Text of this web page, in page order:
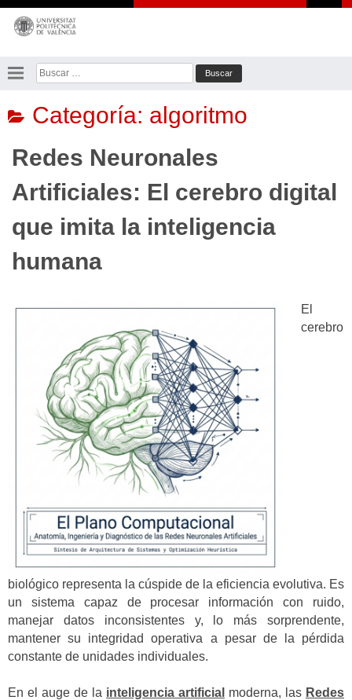
Saltar
contenido
Buscar:
Categoría: algoritmo
Redes Neuronales
Artificiales: El cerebro digital
que imita la inteligencia
humana
El
cerebro
biológico representa la cúspide de la eficiencia evolutiva. Es
un sistema capaz de procesar información con ruido,
manejar datos inconsistentes y, lo más sorprendente,
mantener su integridad operativa a pesar de la pérdida
constante de unidades individuales.
En el auge de la inteligencia artificial moderna, las Redes